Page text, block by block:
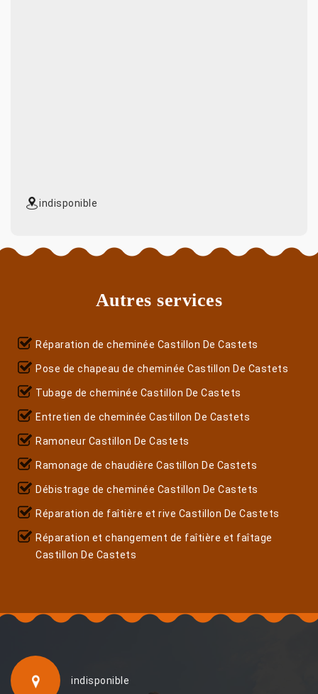
indisponible
Autres services
Réparation de cheminée Castillon De Castets
Pose de chapeau de cheminée Castillon De Castets
Tubage de cheminée Castillon De Castets
Entretien de cheminée Castillon De Castets
Ramoneur Castillon De Castets
Ramonage de chaudière Castillon De Castets
Débistrage de cheminée Castillon De Castets
Réparation de faîtière et rive Castillon De Castets
Réparation et changement de faîtière et faîtage
Castillon De Castets
indisponible